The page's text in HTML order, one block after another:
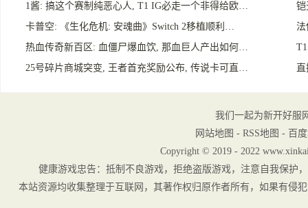
1酱: 搞这个赛制纯恶心人, T1 IG必走一个非得给欧…
铠
卡普空: 《生化危机: 安魂曲》Switch 2移植顺利…
热血传奇新百区: 血僵尸爆血饮, 那血巨人产出如何…
25号碎片商城突变, 王者首充奖励公布, 传说卡可直…
我们一起为新开好服
网站地图 - RSS地图 - 百
Copyright © 2019 - 2022
健康游戏忠告：抵制不良游戏，拒绝盗版游戏，注意自我保护
本站资源均收集整理于互联网，其著作权归原作者所有，如果有侵